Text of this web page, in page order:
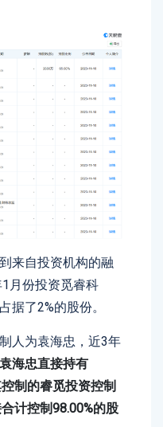
来自投资机构的融
月份投资觅睿科
据了2%的股份。
人为袁海忠，近3年
袁海忠直接持有
制的睿觅投资控制
计控制98.00%的股